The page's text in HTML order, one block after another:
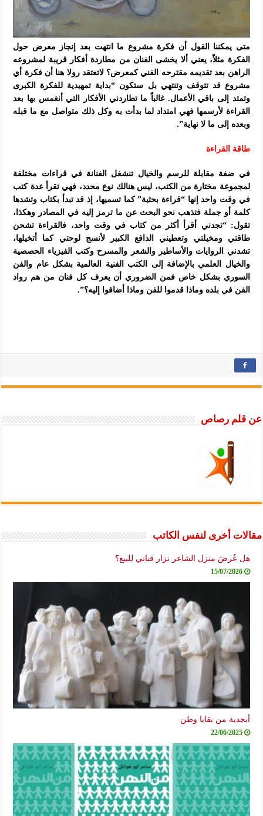
متى يمكننا القول أن فكرة مشروع ما انتهت بعد إنجاز معرض حول
الفكرة مثلاً، يعني ألا يخشى الفنان من مطاردة أفكار قريبة لمشروعه
الراهن بعد تقديمه مقترحه الفني كمعرض؟ لاتعتقد رولا هنا أن فكرة أي
مشروع قد تتوقف وتنتهي بل ستكون “بداية تمهيدية للفكرة الكبرى
وتمتد إلى باقي الأعمال. غالباً ما تطاردني الأفكار التي أنغمس بها بعد
القراءة لأرسمها فهي امتداد لما بدأت به وكل ذلك متواصل مع ما قبله
وبعده إلى ما لا نهاية”.
طاقة القراءة
في ضفة مقابلة للرسم والخيال تنشغل الفنانة في قراءات مختلفة
لمجموعة مختارة من الكتب، ليس هنالك نوع محدد، فهي تقرأ عدة كتب
في وقت واحد إنها “قراءة بحثية” كما تسميها، إذ قد تبدأ بكتاب وتشدها
كلمة أو جملة فتذهب نحو البحث عن ما ترمز إليه في المصادر وهكذا،
تقول: “تجدني أقرأ أكثر من كتاب في وقت واحد، فالقراءة تشحن
طاقتي ومخيلتي وتعطيني الدافع الكبير لأنسج لوحتي كما أتخيلها،
تشدني الروايات والأساطير والشعر والمسرح وكتب الفيزياء الحصصية
والخيال العلمي بالإضافة إلى الكتب الفنية العالمية بشكل عام والفن
السوري بشكل خاص فمن الضروري أن يعرف كل فنان من هم رواد
الفن في بلده وماذا قدموا للفن وماذا أضافوا إليه؟”.
عن قلم رصاص
مقالات أخرى لنفس الكاتب
هل عُرضَ منزل الشاعر نزار قباني للبيع؟
15/07/2026
أبجدية من بقايا وطن
22/06/2025